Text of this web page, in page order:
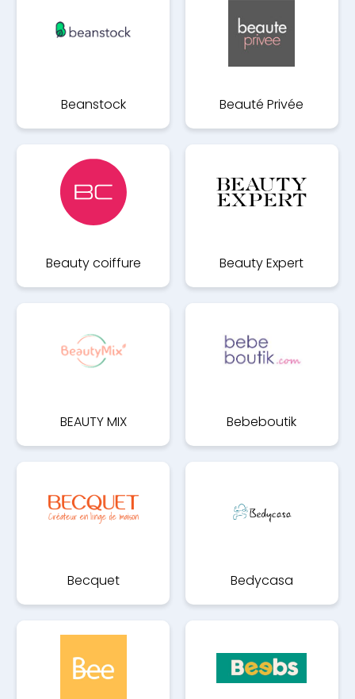
Beanstock Beauté Privée
Beauty coiffure Beauty Expert
BEAUTY MIX Bebeboutik
Becquet Bedycasa